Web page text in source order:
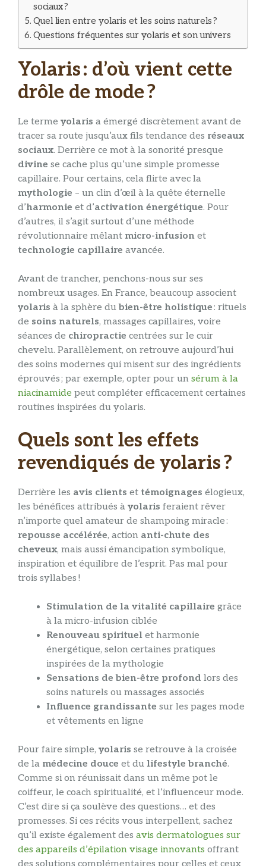
sociaux ?
Quel lien entre yolaris et les soins naturels ?
Questions fréquentes sur yolaris et son univers
Yolaris : d’où vient cette
drôle de mode ?
Le terme yolaris a émergé discrètement avant de
tracer sa route jusqu’aux fils tendance des réseaux
sociaux. Derrière ce mot à la sonorité presque
divine se cache plus qu’une simple promesse
capillaire. Pour certains, cela flirte avec la
mythologie – un clin d’œil à la quête éternelle
d’harmonie et d’activation énergétique. Pour
d’autres, il s’agit surtout d’une méthode
révolutionnaire mêlant micro-infusion et
technologie capillaire avancée.
Avant de trancher, penchons-nous sur ses
nombreux usages. En France, beaucoup associent
yolaris à la sphère dubien-être holistique : rituels
de soins naturels, massages capillaires, voire
séances de chiropractie centrées sur le cuir
chevelu. Parallèlement, on retrouve aujourd’hui
des soins modernes qui misent sur des ingrédients
éprouvés ; par exemple, opter pour un sérum à la
niacinamide peut compléter efficacement certaines
routines inspirées du yolaris.
Quels sont les effets
revendiqués de yolaris ?
Derrière les avis clients et témoignages élogieux,
les bénéfices attribués à yolaris feraient rêver
n’importe quel amateur de shampoing miracle :
repousse accélérée, action anti-chute des
cheveux, mais aussi émancipation symbolique,
inspiration et équilibre de l’esprit. Pas mal pour
trois syllabes !
Stimulation de la vitalité capillaire grâce
à la micro-infusion ciblée
Renouveau spirituel et harmonie
énergétique, selon certaines pratiques
inspirées de la mythologie
Sensations de bien-être profond lors des
soins naturels ou massages associés
Influence grandissante sur les pages mode
et vêtements en ligne
Pour faire simple, yolaris se retrouve à la croisée
de la médecine douce et du lifestyle branché.
Comme si on réunissait dans un même pot le
coiffeur, le coach spiritualité, et l’influenceur mode.
C’est dire si ça soulève des questions… et des
promesses. Si ces récits vous interpellent, sachez
qu’il existe également des avis dermatologues sur
des appareils d’épilation visage innovants offrant